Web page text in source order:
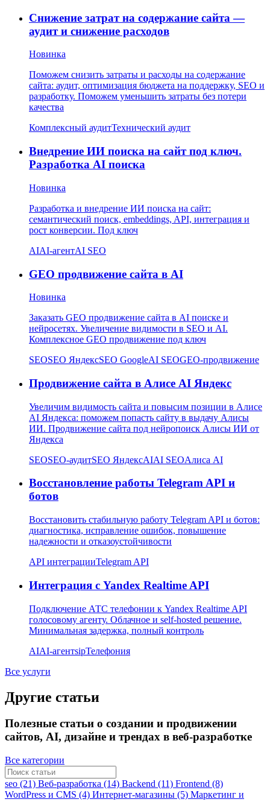
Снижение затрат на содержание сайта —
аудит и снижение расходов
Новинка
Поможем снизить затраты и расходы на содержание
сайта: аудит, оптимизация бюджета на поддержку, SEO и
разработку. Поможем уменьшить затраты без потери
качества
Комплексный аудитТехнический аудит
Внедрение ИИ поиска на сайт под ключ.
Разработка AI поиска
Новинка
Разработка и внедрение ИИ поиска на сайт:
семантический поиск, embeddings, API, интеграция и
рост конверсии. Под ключ
AIAI-агентAI SEO
GEO продвижение сайта в AI
Новинка
Заказать GEO продвижение сайта в AI поиске и
нейросетях. Увеличение видимости в SEO и AI.
Комплексное GEO продвижение под ключ
SEOSEO ЯндексSEO GoogleAI SEOGEO-продвижение
Продвижение сайта в Алисе AI Яндекс
Увеличим видимость сайта и повысим позиции в Алисе
AI Яндекса: поможем попасть сайту в выдачу Алисы
ИИ. Продвижение сайта под нейропоиск Алисы ИИ от
Яндекса
SEOSEO-аудитSEO ЯндексAIAI SEOАлиса AI
Восстановление работы Telegram API и
ботов
Восстановить стабильную работу Telegram API и ботов:
диагностика, исправление ошибок, повышение
надежности и отказоустойчивости
API интеграцииTelegram API
Интеграция с Yandex Realtime API
Подключение АТС телефонии к Yandex Realtime API
голосовому агенту. Облачное и self-hosted решение.
Минимальная задержка, полный контроль
AIAI-агентsipТелефония
Все услуги
Другие статьи
Полезные статьи о создании и продвижении
сайтов, AI, дизайне и трендах в веб-разработке
Все категории
seo (21) Веб-разработка (14) Backend (11) Frontend (8)
WordPress и CMS (4) Интернет-магазины (5) Маркетинг и